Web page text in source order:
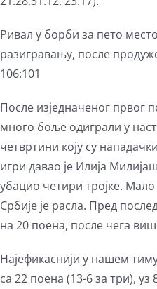
Ривал у борби за пето
разигравању, после
106:101
После изједначеног првог
много боље одиграли у
четвртини коју су
игри давао је Илија
убацио четири тројке.
Србије је расла. Пред
на 20 поена, после чега
Најефикаснији у нашем
са 22 поена (13-6 за три),